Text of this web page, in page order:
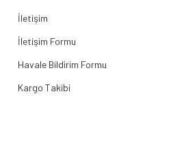
İletişim
İletişim Formu
Havale Bildirim Formu
Kargo Takibi